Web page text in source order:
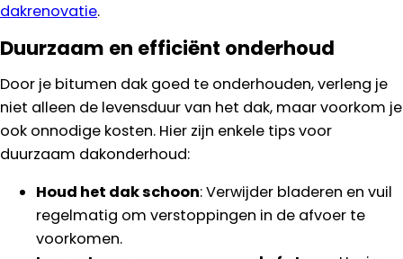
dakrenovatie.
Duurzaam en efficiënt onderhoud
Door je bitumen dak goed te onderhouden, verleng je
niet alleen de levensduur van het dak, maar voorkom je
ook onnodige kosten. Hier zijn enkele tips voor
duurzaam dakonderhoud:
Houd het dak schoon: Verwijder bladeren en vuil
regelmatig om verstoppingen in de afvoer te
voorkomen.